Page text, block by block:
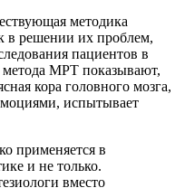
методика
в решении их проблем,
пациентов в
МРТ показывают,
кора головного мозга,
испытывает
применяется в
и не только.
вместо